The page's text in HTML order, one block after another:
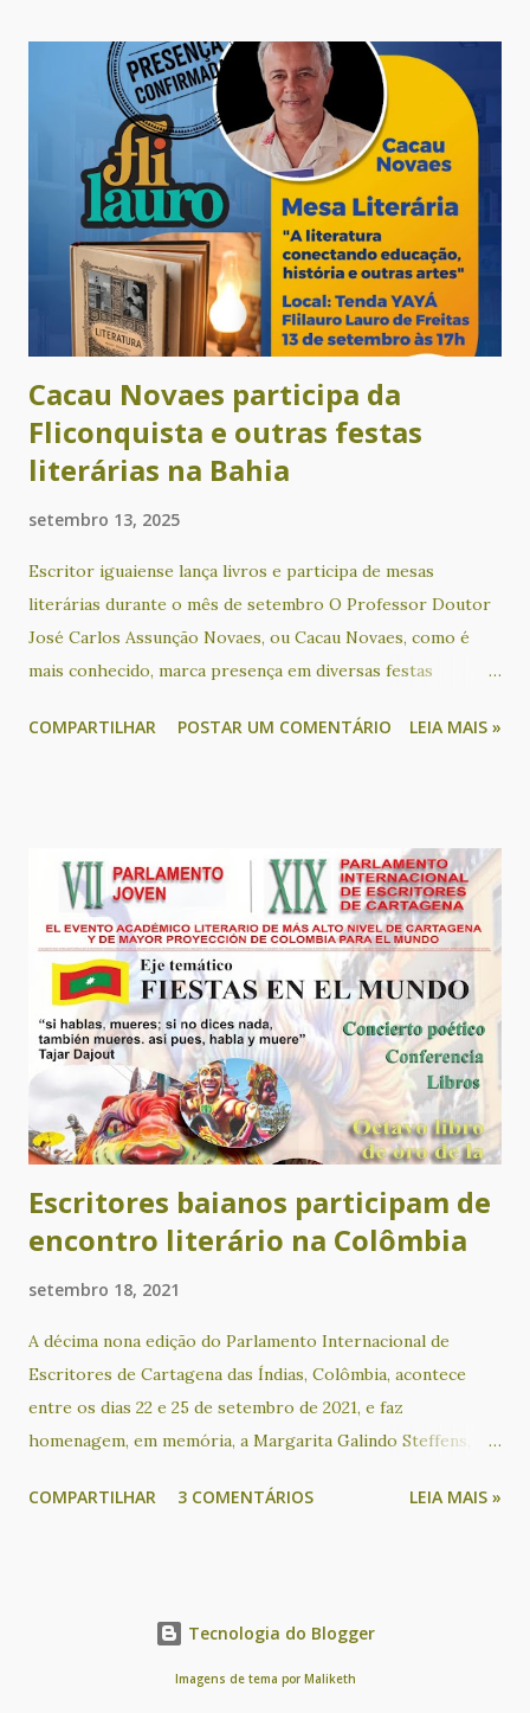
município de Sapeaçu. Ela realizou um processo de
empreendedorismo econômico no Recôncavo baiano
beneficiando centenas de famílias com esse oficio. Quem é a
autora deste livro? Paula Anália Anias é historiadora,
pesquisadora do tema e escreveu o texto que vai compor o
livro. Em entrevista ao site G1 ela disse como chegou até
Dona Nenzinha: “Fizemos um álbum iconográfico, no qual o
aluno devia encontrar um patrimônio histórico ainda não
tombado em seu município. Aí descobrimos essa mulher...
Cacau Novaes participa da
Fliconquista e outras festas
literárias na Bahia
setembro 13, 2025
Escritor iguaiense lança livros e participa de mesas
literárias durante o mês de setembro O Professor Doutor
José Carlos Assunção Novaes, ou Cacau Novaes, como é
mais conhecido, marca presença em diversas festas
escritor é um dos convidados para participar em uma mesa
ele também apresenta o seu livro “Português afro-
brasileiro: o preenchimento do sujeito pronominal na
comunidade quilombola de Lagoinha”. Este livro de José
Carlos Assunção Novaes, decorrente de sua tese de
doutoramento, apresenta um importante panorama sobre a
questão do português afro-brasileiro, a partir do estudo
da comunidade quilombola da Lagoinha, localizada no
município de Nova Canaã, no sudoeste da Bahia. A partir de
sua leitura, qualquer pessoa interessada poderá obter
informações relevan...
COMPARTILHAR POSTAR UM COMENTÁRIO LEIA MAIS »
Escritores baianos participam de
encontro literário na Colômbia
setembro 18, 2021
A décima nona edição do Parlamento Internacional de
Escritores de Cartagena das Índias, Colômbia, acontece
entre os dias 22 e 25 de setembro de 2021, e faz
homenagem, em memória, a Margarita Galindo Steffens,
Enrique Jatibe Tome. Poetas baianos no evento: Valdeck
Dantas, Lucas de Matos Santos, Paula Amalia Anias
Rodrigues e Açucena de Lírio. Por conta da pandemia de
COMPARTILHAR 3 COMENTÁRIOS LEIA MAIS »
Tecnologia do Blogger
Imagens de tema por Maliketh